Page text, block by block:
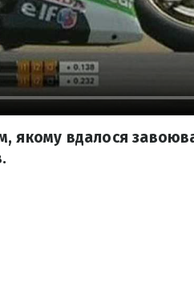
якому вдалося